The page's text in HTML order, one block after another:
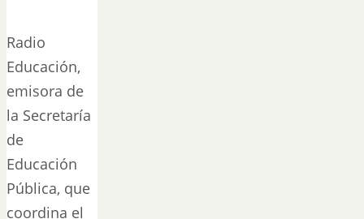
Radio
Educación,
emisora de
la Secretaría
de
Educación
Pública, que
coordina el